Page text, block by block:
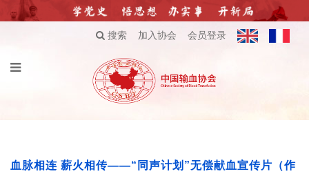
搜索 加入协会 会员登录
血脉相连 薪火相传——“同声计划”无偿献血宣传片（作